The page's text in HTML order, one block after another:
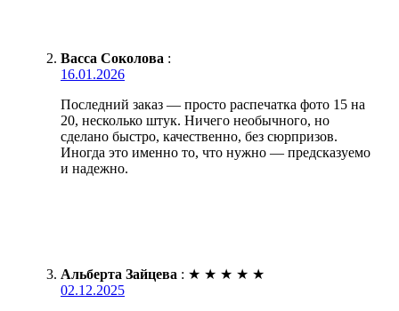
Васса Соколова :
16.01.2026
Последний заказ — просто распечатка фото 15 на
20, несколько штук. Ничего необычного, но
сделано быстро, качественно, без сюрпризов.
Иногда это именно то, что нужно — предсказуемо
и надежно.
Альберта Зайцева : ★ ★ ★ ★ ★
02.12.2025